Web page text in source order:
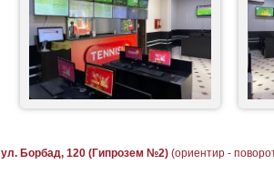
ул. Борбад, 120 (Гипрозем №2) (ориентир -